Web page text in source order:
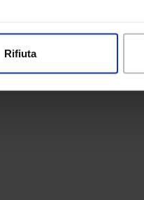
il tuo dispositivo,
Rifiuta